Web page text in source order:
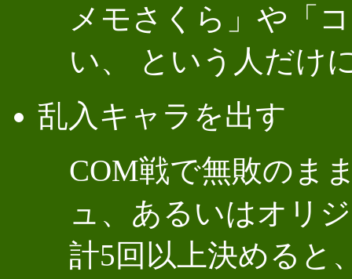
メモさくら」や「
い、 という人だけ
乱入キャラを出す
COM戦で無敗のま
ュ、あるいはオリ
計5回以上決めると